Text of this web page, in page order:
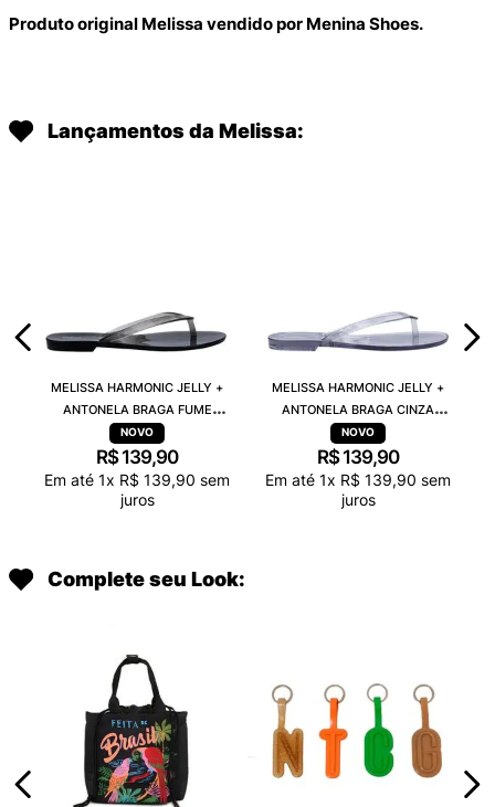
Produto original Melissa vendido por Menina Shoes.
Lançamentos da Melissa:
MELISSA HARMONIC JELLY +
ANTONELA BRAGA FUME
TRANSPARENTE 38263
R$ 139,90
Em até 1x R$ 139,90 sem
juros
MELISSA HARMONIC JELLY +
ANTONELA BRAGA CINZA
TRANSPARENTE 38263
R$ 139,90
Em até 1x R$ 139,90 sem
juros
Complete seu Look: